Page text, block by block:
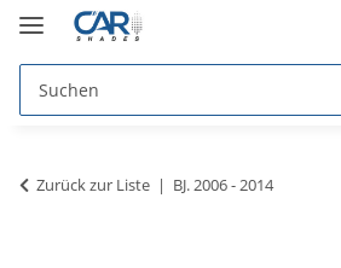
Zurück zur Liste BJ. 2006 - 2014